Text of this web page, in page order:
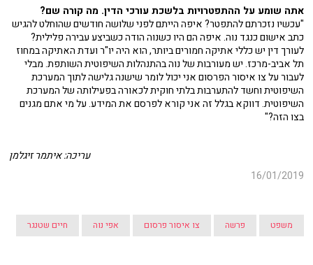
אתה שומע על ההתפטרויות בלשכת עורכי הדין. מה קורה שם?
"עכשיו נזכרתם להתפטר? איפה הייתם לפני שלושה חודשים שהוחלט להגיש
כתב אישום כנגד נוה. איפה הם היו כשנוה הודה כשביצע עבירה פלילית?
לעורך דין יש כללי אתיקה חמורים ביותר, הוא היה יו"ר ועדת האתיקה במחוז
תל אביב-מרכז. יש מעורבות של נוה בהתנהלות השיפוטית השותפת. מבלי
לעבור על צו איסור הפרסום אני יכול לומר שישנה גלישה לתוך המערכת
השיפוטית וחשד להתערבות בלתי חוקית לכאורה בפעילותה של המערכת
השיפוטית. דווקא בגלל זה אני קורא לפרסם את המידע. על מי אתם מגנים
בצו הזה?"
עריכה: איתמר זיגלמן
16/01/2019
משפט פרשה צו איסור פרסום אפי נוה חיים שטנגר